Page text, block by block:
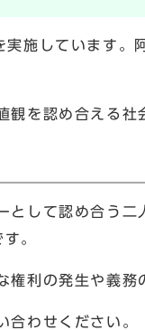
施しています。
を認め合える社
して認め合う
。
利の発生や義務
合わせください。